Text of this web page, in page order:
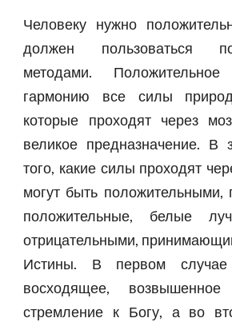
Человеку нужно
должен пользоваться
методами.
гармонию все силы
которые проходят через
великое предназначение. В
того, какие силы проходят
могут быть
положительные, белые
отрицательными,
Истины. В первом
восходящее,
стремление к Богу, а во